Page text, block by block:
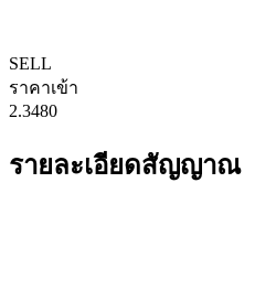
SELL
ราคาเข้า
2.3480
รายละเอียดสัญญาณ